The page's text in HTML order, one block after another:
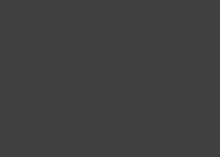
zoektips.
zoektips.